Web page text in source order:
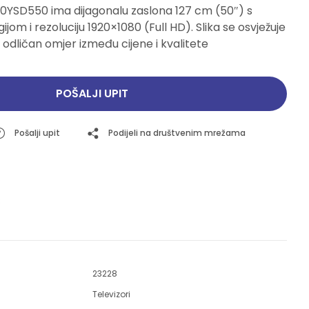
Pogledajte ponudu
Pogledajte ponudu
ima dijagonalu zaslona 127 cm (50″) s
i rezoluciju 1920×1080 (Full HD). Slika se osvježuje
odličan omjer između cijene i kvalitete
POŠALJI UPIT
Pošalji upit Podijeli na društvenim mrežama
23228
Televizori